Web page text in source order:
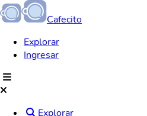
Cafecito
Explorar
Ingresar
Explorar